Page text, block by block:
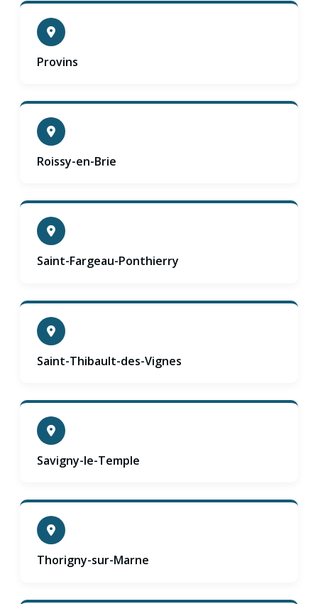
Provins
Roissy-en-Brie
Saint-Fargeau-Ponthierry
Saint-Thibault-des-Vignes
Savigny-le-Temple
Thorigny-sur-Marne